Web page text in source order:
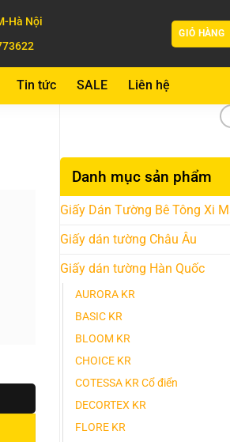
Hà Nội
GIỎ HÀNG
Tin tức SALE Liên hệ
Danh mục sản phẩm
Giấy Dán Tường Bê Tông Xi
Giấy dán tường Châu Âu
Giấy dán tường Hàn Quốc
AURORA KR
BASIC KR
BLOOM KR
CHOICE KR
COTESSA KR Cổ điển
DECORTEX KR
FLORE KR